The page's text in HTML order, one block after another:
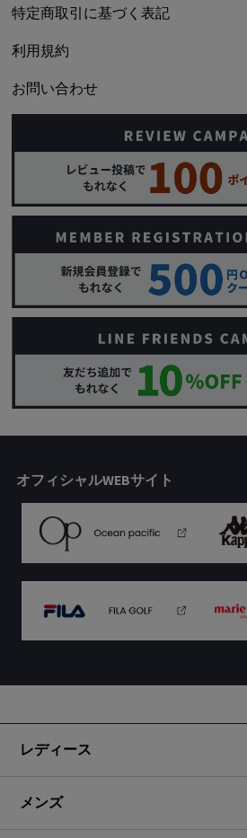
特定商取引に基づく表記
利用規約
お問い合わせ
オフィシャルWEBサイト
レディース
メンズ